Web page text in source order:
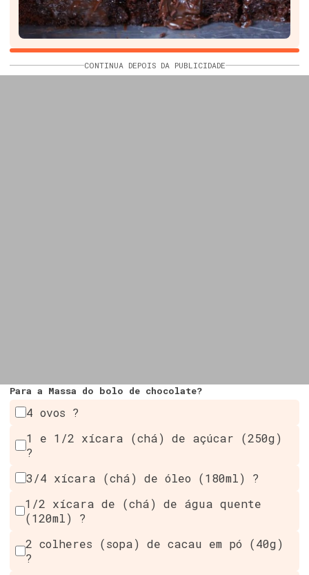
CONTINUA DEPOIS DA PUBLICIDADE
Para a Massa do bolo de chocolate?
4 ovos ?
1 e 1/2 xícara (chá) de açúcar (250g)
?
3/4 xícara (chá) de óleo (180ml) ?
1/2 xícara de (chá) de água quente
(120ml) ?
2 colheres (sopa) de cacau em pó (40g)
?